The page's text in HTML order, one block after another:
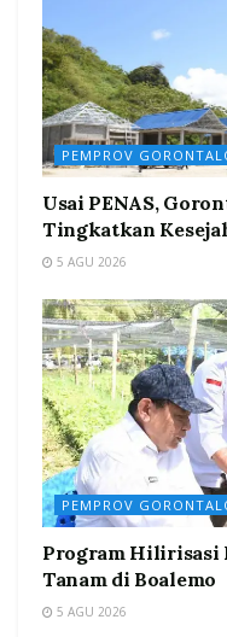
PEMPROV
Usai PENAS,
Tingkatkan
5 AGU 2026
PEMPROV
Program Hilirisasi
Tanam di Boalemo
5 AGU 2026